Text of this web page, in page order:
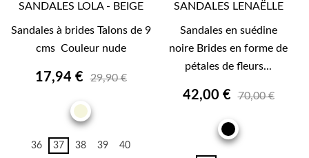
SANDALES LOLA - BEIGE
Sandales à brides Talons de 9
cms Couleur nude
17,94 € 29,90 €
BEIGE
36 37 38 39 40
SANDALES LENAËLLE
Sandales en suédine
noire Brides en forme de
pétales de fleurs...
42,00 € 70,00 €
NOIR